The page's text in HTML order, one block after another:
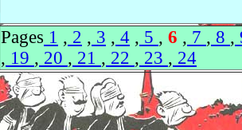
Pages 1 , 2 , 3 , 4 , 5 , 6 , 7 , 8 ,
, 19 , 20 , 21 , 22 , 23 , 24